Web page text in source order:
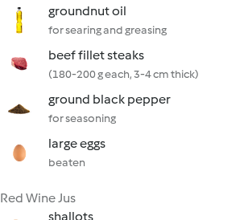
groundnut oil
for searing and greasing
beef fillet steaks
(180-200 g each, 3-4 cm thick)
ground black pepper
for seasoning
large eggs
beaten
Red Wine Jus
shallots